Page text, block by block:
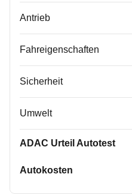
Antrieb
Fahreigenschaften
Sicherheit
Umwelt
ADAC Urteil Autotest
Autokosten